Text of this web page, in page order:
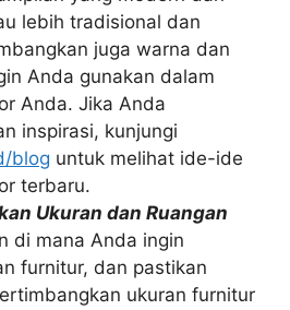
lebih tradisional dan
juga warna dan
Anda gunakan dalam
Anda. Jika Anda
inspirasi, kunjungi
blog untuk melihat ide-ide
terbaru.
Ukuran dan Ruangan
di mana Anda ingin
furnitur, dan pastikan
ukuran furnitur